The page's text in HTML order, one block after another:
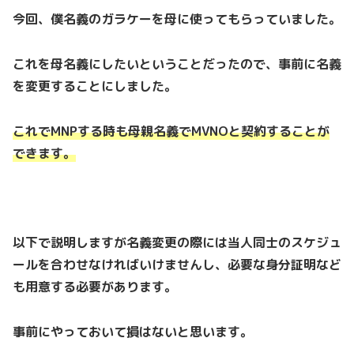
今回、僕名義のガラケーを母に使ってもらっていました。
これを母名義にしたいということだったので、事前に名義
を変更することにしました。
これでMNPする時も母親名義でMVNOと契約することが
できます。
以下で説明しますが名義変更の際には当人同士のスケジュ
ールを合わせなければいけませんし、必要な身分証明など
も用意する必要があります。
事前にやっておいて損はないと思います。